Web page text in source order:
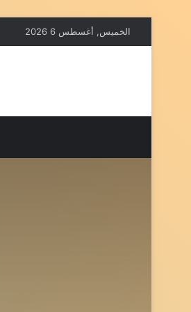
الخميس, أغسطس 6 2026